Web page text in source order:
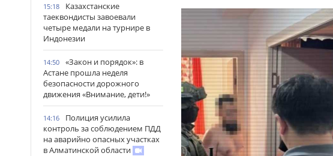
15:18
Казахстанские
таеквондисты завоевали
четыре медали на турнире в
Индонезии
14:50
«Закон и порядок»: в
Астане прошла неделя
безопасности дорожного
движения «Внимание, дети!»
14:16
Полиция усилила
контроль за соблюдением ПДД
на аварийно опасных участках
в Алматинской области